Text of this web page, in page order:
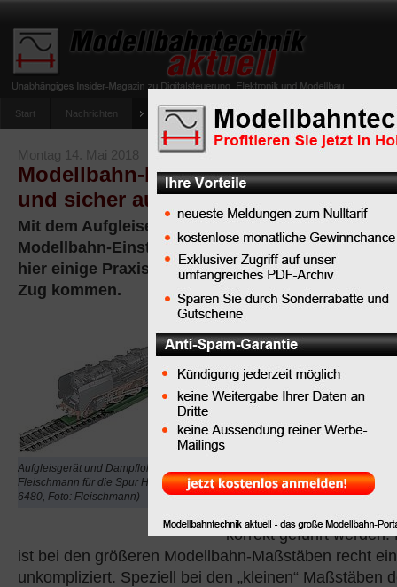
Start Nachrichten Tipps Newsletter Archiv Magazin
umfrage-viessmann-multiprotokoll-lichtdecoder
Montag 14. Mai 2018
Modellbahn-Lokomotiven und -
und sicher aufgleisen
Mit dem Aufgleisen der Schienenfahrzeuge tun
Modellbahn-Einsteiger manchmal schwer. Doch
hier einige Praxistricks, mit denen Sie einfach
Zug kommen.
Aufgleisgerät und Dampflok von
Fleischmann für die Spur H0 (Art.-Nr.
6480, Foto: Fleischmann)
Das
Aufgleisen
(auch:
Eingleisen)
,
also das Aufsetzen
Schienenfahrzeugs auf
fummelig sein. Dabei
Radsatz exakt so auf
werden, dass die
korrekt geführt werden.
ist bei den größeren Modellbahn-Maßstäben recht
unkompliziert. Speziell bei den „kleinen“ Maßstäben